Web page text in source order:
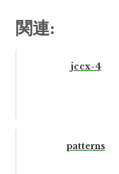
関連:
jccx-4
patterns